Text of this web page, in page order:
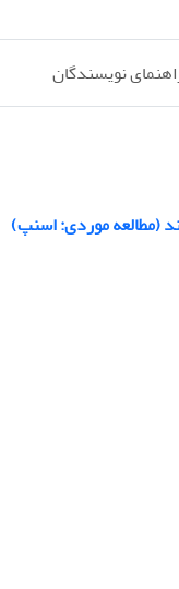
نویسندگان
(مطالعه موردی: اسنپ)